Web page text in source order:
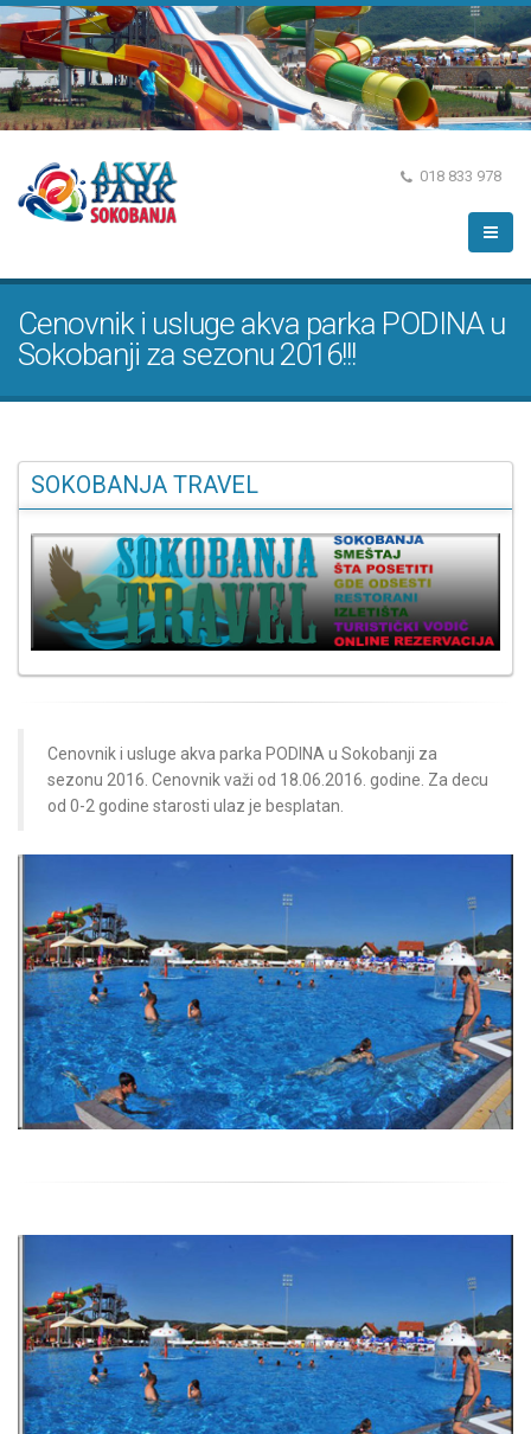
018 833 978
Cenovnik i usluge akva parka PODINA u
Sokobanji za sezonu 2016!!!
SOKOBANJA TRAVEL
Cenovnik i usluge akva parka PODINA u Sokobanji za
sezonu 2016. Cenovnik važi od 18.06.2016. godine. Za decu
od 0-2 godine starosti ulaz je besplatan.